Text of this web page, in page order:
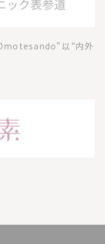
以“内外